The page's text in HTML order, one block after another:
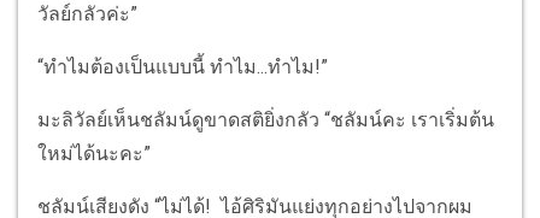
วัลย์กลัวค่ะ”
“ทำไมต้องเป็นแบบนี้ ทำไม...ทำไม!”
มะลิวัลย์เห็นชลัมน์ดูขาดสติยิ่งกลัว “ชลัมน์คะ เราเริ่มต้น
ใหม่ได้นะคะ”
ชลัมน์เสียงดัง “ไม่ได้! ไอ้ศิริมันแย่งทุกอย่างไปจากผม